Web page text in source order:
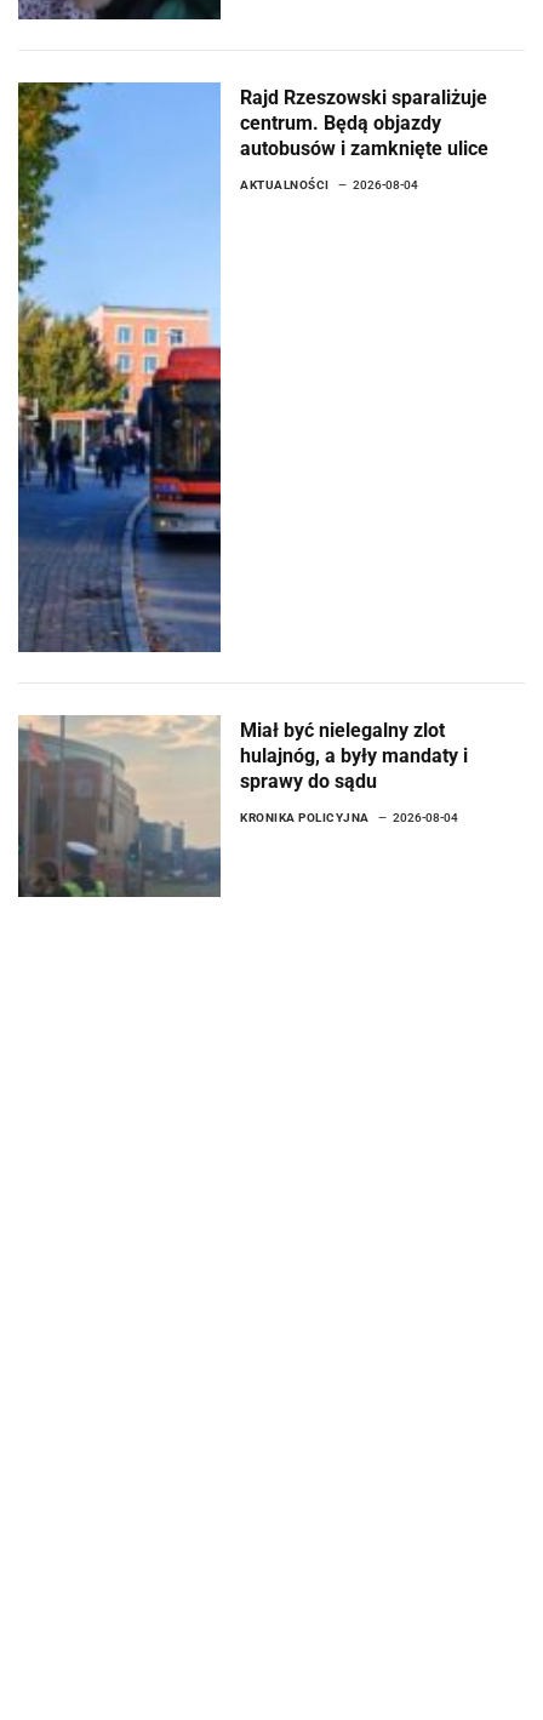
Rajd Rzeszowski sparaliżuje
centrum. Będą objazdy
autobusów i zamknięte ulice
AKTUALNOŚCI 2026-08-04
Miał być nielegalny zlot
hulajnóg, a były mandaty i
sprawy do sądu
KRONIKA POLICYJNA 2026-08-04